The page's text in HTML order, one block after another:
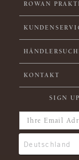
ROWAN
KONTAKT
SIGN